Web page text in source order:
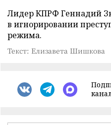
Лидер КПРФ Геннадий
в игнорировании
режима.
Текст: Елизавета Шишкова